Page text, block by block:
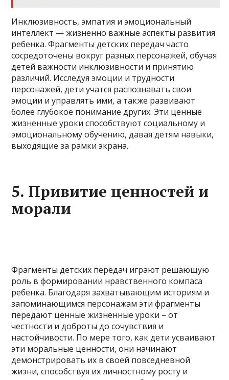
Инклюзивность, эмпатия и эмоциональный
интеллект — жизненно важные аспекты развития
ребенка. Фрагменты детских передач часто
сосредоточены вокруг разных персонажей, обучая
детей важности инклюзивности и принятию
различий. Исследуя эмоции и трудности
персонажей, дети учатся распознавать свои
эмоции и управлять ими, а также развивают
более глубокое понимание других. Эти ценные
жизненные уроки способствуют социальному и
эмоциональному обучению, давая детям навыки,
выходящие за рамки экрана.
5. Привитие ценностей и
морали
Фрагменты детских передач играют решающую
роль в формировании нравственного компаса
ребенка. Благодаря захватывающим историям и
запоминающимся персонажам эти фрагменты
передают ценные жизненные уроки – от
честности и доброты до сочувствия и
настойчивости. По мере того, как дети усваивают
эти моральные ценности, они начинают
демонстрировать их в своей повседневной
жизни, способствуя их личностному росту и